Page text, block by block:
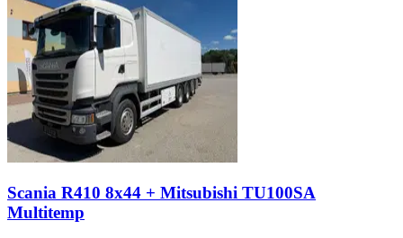
Scania R410 8x44 + Mitsubishi TU100SA
Multitemp